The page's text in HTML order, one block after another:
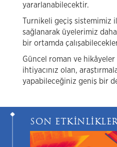
yararlanabilecektir.
Turnikeli geçiş sistemimiz
sağlanarak üyelerimiz
bir ortamda
Güncel roman ve
ihtiyacınız olan,
yapabileceğiniz geniş bir
SON